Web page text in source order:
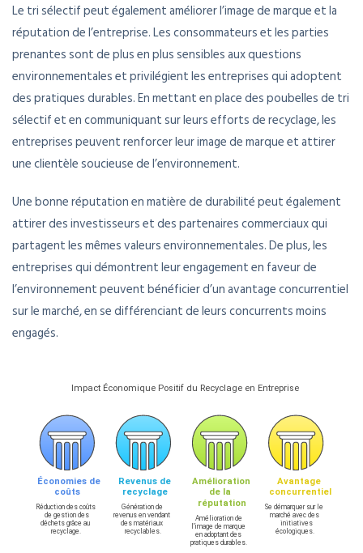
Le tri sélectif peut également améliorer l’image de marque et la
réputation de l’entreprise. Les consommateurs et les parties
prenantes sont de plus en plus sensibles aux questions
environnementales et privilégient les entreprises qui adoptent
des pratiques durables. En mettant en place des poubelles de tri
sélectif et en communiquant sur leurs efforts de recyclage, les
entreprises peuvent renforcer leur image de marque et attirer
une clientèle soucieuse de l’environnement.
Une bonne réputation en matière de durabilité peut également
attirer des investisseurs et des partenaires commerciaux qui
partagent les mêmes valeurs environnementales. De plus, les
entreprises qui démontrent leur engagement en faveur de
l’environnement peuvent bénéficier d’un avantage concurrentiel
sur le marché, en se différenciant de leurs concurrents moins
engagés.